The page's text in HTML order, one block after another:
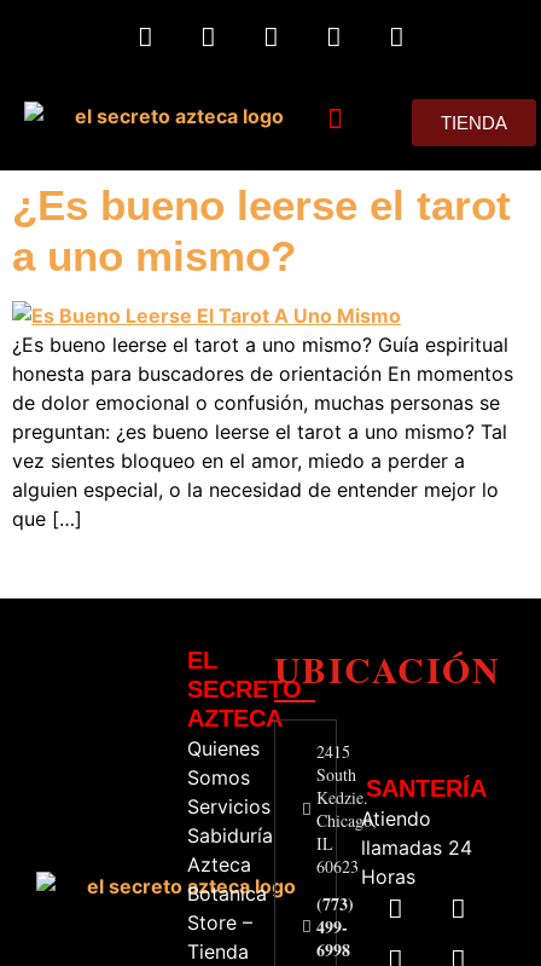
TIENDA
¿Es bueno leerse el tarot
a uno mismo?
¿Es bueno leerse el tarot a uno mismo? Guía espiritual
honesta para buscadores de orientación En momentos
de dolor emocional o confusión, muchas personas se
preguntan: ¿es bueno leerse el tarot a uno mismo? Tal
vez sientes bloqueo en el amor, miedo a perder a
alguien especial, o la necesidad de entender mejor lo
que […]
EL
SECRETO
AZTECA
Quienes
Somos
Servicios
Sabiduría
Azteca
Botanica
Store –
Tienda
UBICACIÓN
2415
South
Kedzie.
Chicago,
IL
60623
(773)
499-
6998
SANTERÍA
Atiendo
llamadas 24
Horas